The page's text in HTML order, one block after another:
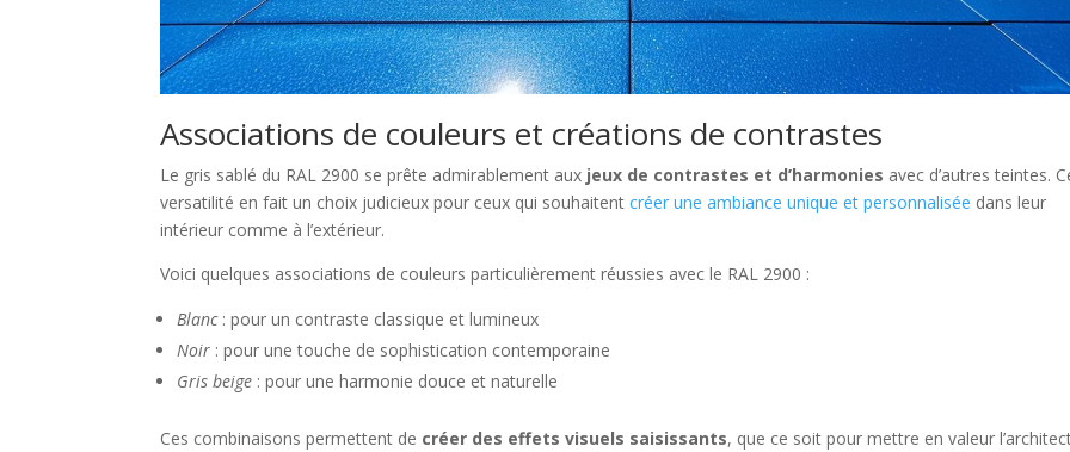
Associations de couleurs et créations de contrastes
Le gris sablé du RAL 2900 se prête admirablement aux jeux de contrastes et d’harmonies avec d’autres teintes.
versatilité en fait un choix judicieux pour ceux qui souhaitentcréer une ambiance unique et personnalisée dans leur
intérieur comme à l’extérieur.
Voici quelques associations de couleurs particulièrement réussies avec le RAL 2900 :
Blanc: pour un contraste classique et lumineux
Noir : pour une touche de sophistication contemporaine
Gris beige : pour une harmonie douce et naturelle
Ces combinaisons permettent de créer des effets visuels saisissants, que ce soit pour mettre en valeur